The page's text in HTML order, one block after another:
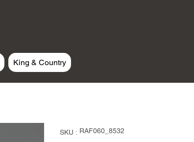
King & Country
SKU : SKU
RAF060_8532
RAF060_8532